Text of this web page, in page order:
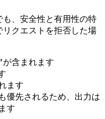
、安全性と有用性の特
クエストを拒否した場
が含まれます
ます
優先されるため、出力は
す